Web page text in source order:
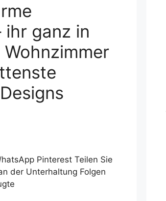
ihr ganz in
Pinterest Teilen Sie
der Unterhaltung Folgen